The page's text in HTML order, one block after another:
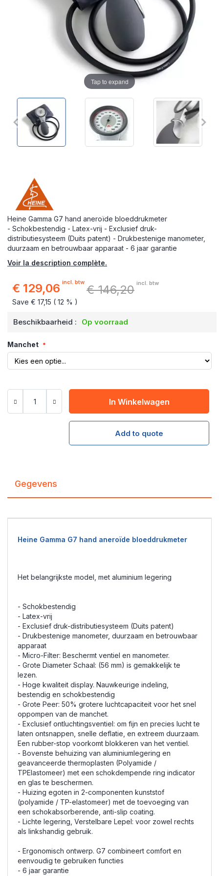
Heine Gamma G7 hand aneroïde bloeddrukmeter
- Schokbestendig - Latex-vrij - Exclusief druk-
distributiesysteem (Duits patent) - Drukbestenige manometer,
duurzaam en betrouwbaar apparaat - 6 jaar garantie
Voir la description complète.
Speciale
€ 129,06 incl. btw
€ 146,20 incl. btw
Save € 17,15 ( 12 % )
Beschikbaarheid : Op voorraad
Manchet
In Winkelwagen
Add to quote
Tap to expand
Gegevens
Heine Gamma G7 hand aneroïde bloeddrukmeter
Het belangrijkste model, met aluminium legering
- Schokbestendig
- Latex-vrij
- Exclusief druk-distributiesysteem (Duits patent)
- Drukbestenige manometer, duurzaam en betrouwbaar
apparaat
- Micro-Filter: Beschermt ventiel en manometer.
- Grote Diameter Schaal: (56 mm) is gemakkelijk te
lezen.
- Hoge kwaliteit display. Nauwkeurige indeling,
bestendig en schokbestendig
- Grote Peer: 50% grotere luchtcapaciteit voor het snel
oppompen van de manchet.
- Exclusief ontluchtingsventiel: om fijn en precies lucht te
laten ontsnappen, snelle deflatie, en extreem duurzaam.
Een rubber-stop voorkomt blokkeren van het ventiel.
- Bovenste behuizing van aluminiumlegering en
geavanceerde thermoplasten (Polyamide /
TPElastomeer) met een schokdempende ring indicator
en glas te beschermen.
- Huizing egoten in 2-componenten kunststof
(polyamide / TP-elastomeer) met de toevoeging van
een schokabsorberende, anti-slip coating.
- Lichte legering, Verstelbare Lepel: voor zowel rechts
als linkshandig gebruik.
- Ergonomisch ontwerp. G7 combineert comfort en
eenvoudig te gebruiken functies
- 6 jaar garantie